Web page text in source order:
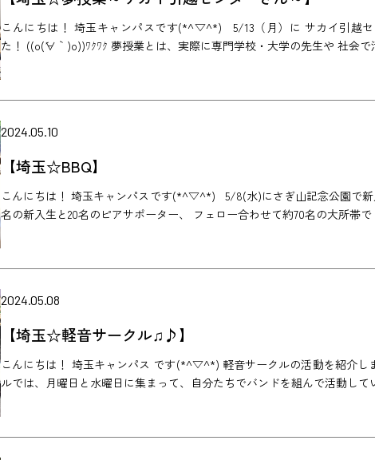
こんにちは！ 埼玉キャンパスです(*^▽^*) 5/13（月）に サカイ引越
た！ ((o(´∀｀)o))ﾜｸﾜｸ 夢授業とは、実際に専門学校・大学の先生や 社会
2024.05.10
【埼玉☆BBQ】
こんにちは！ 埼玉キャンパスです(*^▽^*) 5/8(水)にさぎ山記念公園で
名の新入生と20名のピアサポーター、 フェロー合わせて約70名の大所帯
2024.05.08
【埼玉☆軽音サークル♫♪】
こんにちは！ 埼玉キャンパス です(*^▽^*) 軽音サークルの活動を紹介
ルでは、月曜日と水曜日に集まって、自分たちでバンドを組んで活動し